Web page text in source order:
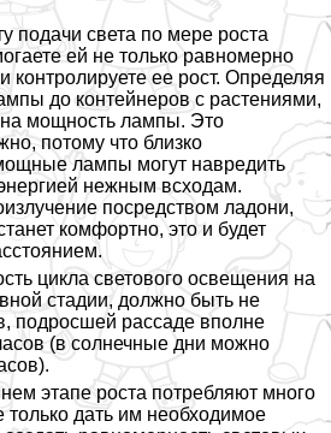
подачи света по мере роста
ей не только равномерно
контролируете ее рост. Определяя
до контейнеров с растениями,
мощность лампы. Это
потому что близко
лампы могут навредить
нежным всходам.
посредством ладони,
комфортно, это и будет
цикла светового освещения на
стадии, должно быть не
подросшей рассаде вполне
(в солнечные дни можно
этапе роста потрeбляют много
только дать им необходимое